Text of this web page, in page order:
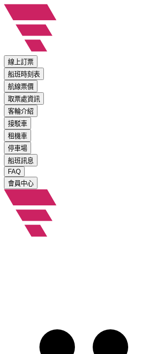
線上訂票
船班時刻表
航線票價
取票處資訊
客輪介紹
接駁車
租機車
停車場
船班訊息
FAQ
會員中心